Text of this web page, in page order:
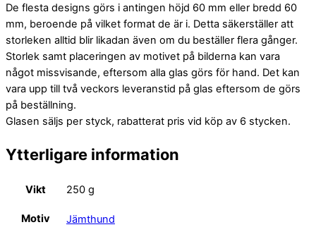
De flesta designs görs i antingen höjd 60 mm eller bredd 60
mm, beroende på vilket format de är i. Detta säkerställer att
storleken alltid blir likadan även om du beställer flera gånger.
Storlek samt placeringen av motivet på bilderna kan vara
något missvisande, eftersom alla glas görs för hand. Det kan
vara upp till två veckors leveranstid på glas eftersom de görs
på beställning.
Glasen säljs per styck, rabatterat pris vid köp av 6 stycken.
Ytterligare information
Vikt 250 g
Motiv Jämthund